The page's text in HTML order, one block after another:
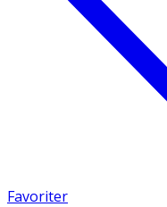
Favoriter